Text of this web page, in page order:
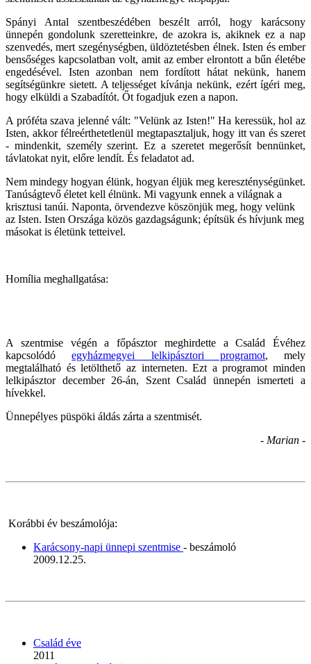
Spányi Antal szentbeszédében beszélt arról, hogy karácsony
ünnepén gondolunk szeretteinkre, de azokra is, akiknek ez a nap
szenvedés, mert szegénységben, üldöztetésben élnek. Isten és ember
bensőséges kapcsolatban volt, amit az ember elrontott a bűn életébe
engedésével. Isten azonban nem fordított hátat nekünk, hanem
segítségünkre sietett. A teljességet kívánja nekünk, ezért ígéri meg,
hogy elküldi a Szabadítót. Őt fogadjuk ezen a napon.
A próféta szava jelenné vált: "Velünk az Isten!" Ha keressük, hol az
Isten, akkor félreérthetetlenül megtapasztaljuk, hogy itt van és szeret
- mindenkit, személy szerint. Ez a szeretet megerősít bennünket,
távlatokat nyit, előre lendít. És feladatot ad.
Nem mindegy hogyan élünk, hogyan éljük meg kereszténységünket.
Tanúságtevő életet kell élnünk. Mi vagyunk ennek a világnak a
krisztusi tanúi. Naponta, örvendezve köszönjük meg, hogy velünk
az Isten. Isten Országa közös gazdagságunk; építsük és hívjunk meg
másokat is életünk tetteivel.
Homília meghallgatása:
A szentmise végén a főpásztor meghirdette a Család Évéhez
kapcsolódóegyházmegyei lelkipásztori programot, mely
megtalálható és letölthető az interneten. Ezt a programot minden
lelkipásztor december 26-án, Szent Család ünnepén ismerteti a
hívekkel.
Ünnepélyes püspöki áldás zárta a szentmisét.
- Marian -
Korábbi év beszámolója:
Karácsony-napi ünnepi szentmise - beszámoló
2009.12.25.
Család éve
2011